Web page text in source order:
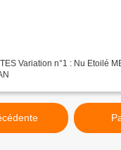
Variation n°1 : Nu Etoilé